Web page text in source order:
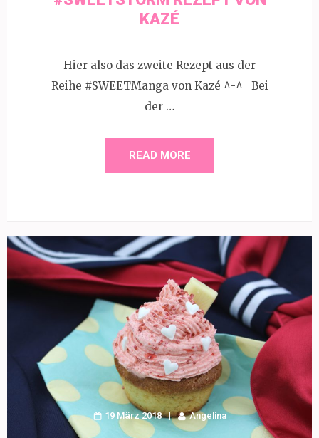
KAZÉ
Hier also das zweite Rezept aus der
Reihe #SWEETManga von Kazé ^-^ Bei
der …
READ MORE
19 März 2018 Angelina